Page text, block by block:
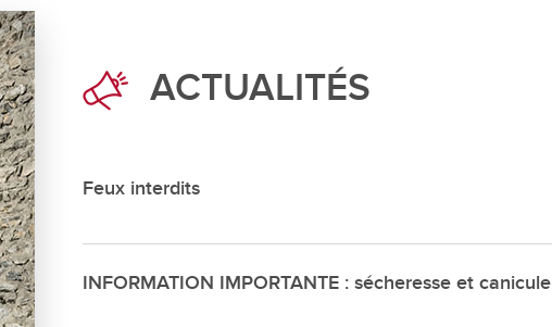
Annuaire communal
ACTUALITÉS
Feux interdits
INFORMATION IMPORTANTE : sécheresse et canicule